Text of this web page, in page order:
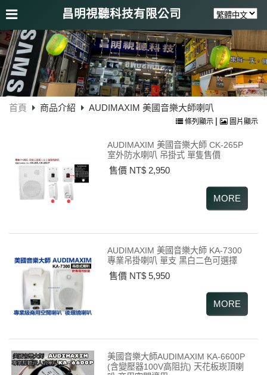
昌明視聽科技有限公司
首頁 商品介紹 AUDIMAXIM 美國音樂大師喇叭
條列顯示 | 圖片顯示
AUDIMAXIM 美國音樂大師 CK-265P
室外防水喇叭 吊掛式 單隻售價
售價 NT$ 2,950
AUDIMAXIM 美國音樂大師 KA-7300
專業吊掛喇叭 單支 黑白二色可選擇
售價 NT$ 5,950
美國音樂大師AUDIMAXIM KA-6600P
(含變壓器100V高阻抗) 天花板崁頂喇